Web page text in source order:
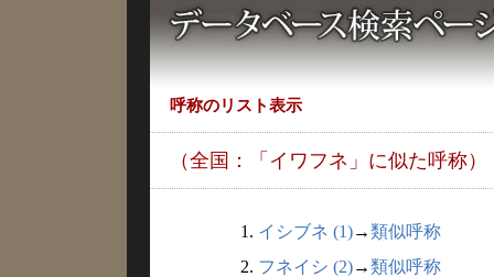
呼称のリスト表示
（全国：「イワフネ」に似た呼称）
1. イシブネ (1)→類似呼称
2. フネイシ (2)→類似呼称